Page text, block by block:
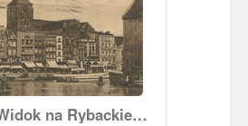
na Rybackie